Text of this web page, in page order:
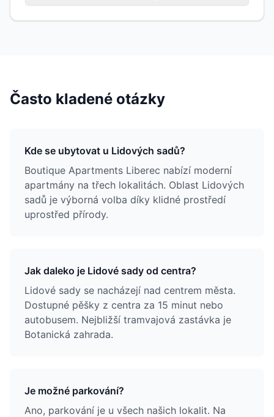
Často kladené otázky
Kde se ubytovat u Lidových sadů?
Boutique Apartments Liberec nabízí moderní
apartmány na třech lokalitách. Oblast Lidových
sadů je výborná volba díky klidné prostředí
uprostřed přírody.
Jak daleko je Lidové sady od centra?
Lidové sady se nacházejí nad centrem města.
Dostupné pěšky z centra za 15 minut nebo
autobusem. Nejbližší tramvajová zastávka je
Botanická zahrada.
Je možné parkování?
Ano, parkování je u všech našich lokalit. Na